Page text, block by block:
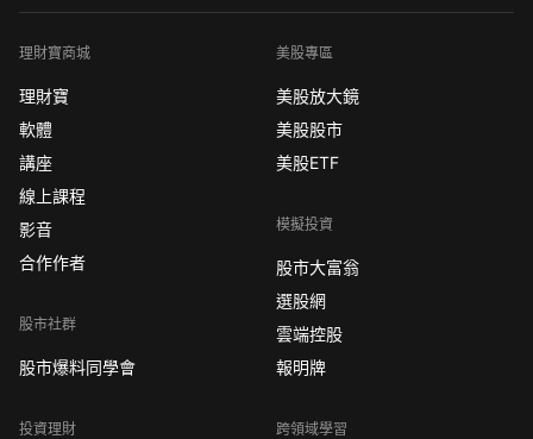
理財寶商城
理財寶
軟體
講座
線上課程
影音
合作作者
股市社群
股市爆料同學會
投資理財
美股專區
美股放大鏡
美股股市
美股ETF
模擬投資
股市大富翁
選股網
雲端控股
報明牌
跨領域學習